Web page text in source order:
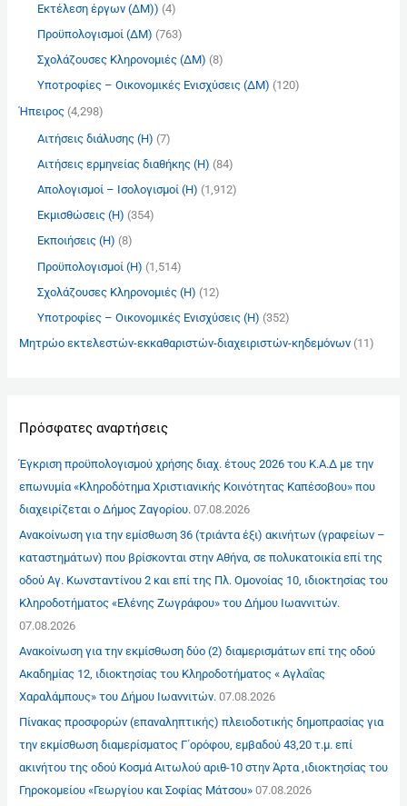
Εκτέλεση έργων (ΔΜ)) (4)
Προϋπολογισμοί (ΔΜ) (763)
Σχολάζουσες Κληρονομιές (ΔΜ) (8)
Υποτροφίες – Οικονομικές Ενισχύσεις (ΔΜ) (120)
Ήπειρος(4,298)
Αιτήσεις διάλυσης (Η) (7)
Αιτήσεις ερμηνείας διαθήκης (Η) (84)
Απολογισμοί – Ισολογισμοί (Η) (1,912)
Εκμισθώσεις (Η) (354)
Εκποιήσεις (Η) (8)
Προϋπολογισμοί (Η) (1,514)
Σχολάζουσες Κληρονομιές (Η) (12)
Υποτροφίες – Οικονομικές Ενισχύσεις (Η) (352)
Μητρώο εκτελεστών-εκκαθαριστών-διαχειριστών-κηδεμόνων(11)
Πρόσφατες αναρτήσεις
Έγκριση προϋπολογισμού χρήσης διαχ. έτους 2026 του Κ.Α.Δ με την
επωνυμία «Κληροδότημα Χριστιανικής Κοινότητας Καπέσοβου» που
διαχειρίζεται ο Δήμος Ζαγορίου. 07.08.2026
Ανακοίνωση για την εμίσθωση 36 (τριάντα έξι) ακινήτων (γραφείων –
καταστημάτων) που βρίσκονται στην Αθήνα, σε πολυκατοικία επί της
οδού Αγ. Κωνσταντίνου 2 και επί της Πλ. Ομονοίας 10, ιδιοκτησίας του
Κληροδοτήματος «Ελένης Ζωγράφου» του Δήμου Ιωαννιτών.
07.08.2026
Ανακοίνωση για την εκμίσθωση δύο (2) διαμερισμάτων επί της οδού
Ακαδημίας 12, ιδιοκτησίας του Κληροδοτήματος « Αγλαΐας
Χαραλάμπους» του Δήμου Ιωαννιτών. 07.08.2026
Πίνακας προσφορών (επαναληπτικής) πλειοδοτικής δημοπρασίας για
την εκμίσθωση διαμερίσματος Γ΄ορόφου, εμβαδού 43,20 τ.μ. επί
ακινήτου της οδού Κοσμά Αιτωλού αριθ-10 στην Άρτα ,ιδιοκτησίας του
Γηροκομείου «Γεωργίου και Σοφίας Μάτσου» 07.08.2026